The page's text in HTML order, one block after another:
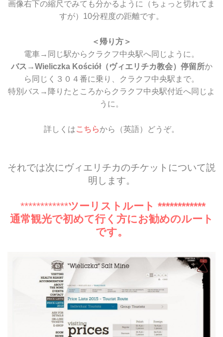
画像右下の縮尺でみても分かるように（ちょっと切れてま
すが）10分程度の距離です。
＜帰り方＞
電車→同じ駅からクラクフ中央駅へ同じように。
バス→Wieliczka Kościół（ヴィエリチカ教会）停留所か
ら同じく３０４番に乗り、クラクフ中央駅まで。
特別バス→降りたところからクラクフ中央駅付近へ同じよ
うに。
詳しくはこちらから（英語）どうぞ。
それでは次にヴィエリチカのチケットについて説
明します。
************ツーリストルート ************
通常観光で初めて行く方にお勧めのルート
です。